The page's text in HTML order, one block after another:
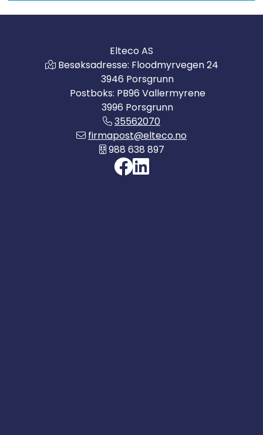
Elteco AS
Besøksadresse: Floodmyrvegen 24
3946 Porsgrunn
Postboks: PB96 Vallermyrene
3996 Porsgrunn
35562070
firmapost@elteco.no
988 638 897